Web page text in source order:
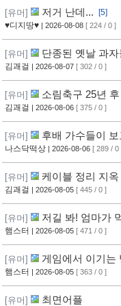
[유머] 저거 난데...
[5]
♥디지땅♥ | 2026-08-08 [ 224 / 0 ]
[유머] 단종된 옛날 과자
김괘걸 | 2026-08-07 [ 302 / 0 ]
[유머] 소림축구 25년
김괘걸 | 2026-08-06 [ 375 / 0 ]
[유머] 후배 가수들이
나스닥떡상 | 2026-08-06 [ 289 / 0
[유머] 케이블 정리 지옥
김괘걸 | 2026-08-05 [ 445 / 0 ]
[유머] 저길 봐! 엄마가
햄스터 | 2026-08-05 [ 471 / 0 ]
[유머] 게임에서 이기는
햄스터 | 2026-08-05 [ 363 / 0 ]
[유머] 최면어플